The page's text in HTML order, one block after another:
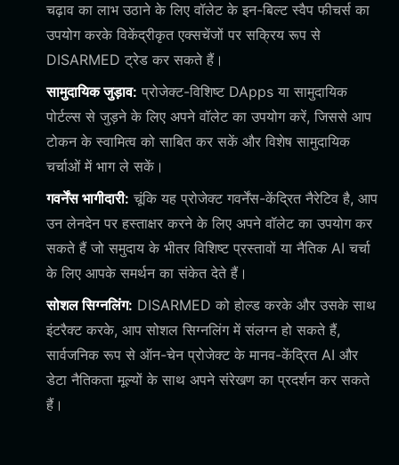
चढ़ाव का लाभ उठाने के लिए वॉलेट के इन-बिल्ट स्वैप फीचर्स का
उपयोग करके विकेंद्रीकृत एक्सचेंजों पर सक्रिय रूप से
DISARMED ट्रेड कर सकते हैं।
सामुदायिक जुड़ाव: प्रोजेक्ट-विशिष्ट DApps या सामुदायिक
पोर्टल्स से जुड़ने के लिए अपने वॉलेट का उपयोग करें, जिससे आप
टोकन के स्वामित्व को साबित कर सकें और विशेष सामुदायिक
चर्चाओं में भाग ले सकें।
गवर्नेंस भागीदारी: चूंकि यह प्रोजेक्ट गवर्नेंस-केंद्रित नैरेटिव है, आप
उन लेनदेन पर हस्ताक्षर करने के लिए अपने वॉलेट का उपयोग कर
सकते हैं जो समुदाय के भीतर विशिष्ट प्रस्तावों या नैतिक AI चर्चा
के लिए आपके समर्थन का संकेत देते हैं।
सोशल सिग्नलिंग: DISARMED को होल्ड करके और उसके साथ
इंटरैक्ट करके, आप सोशल सिग्नलिंग में संलग्न हो सकते हैं,
सार्वजनिक रूप से ऑन-चेन प्रोजेक्ट के मानव-केंद्रित AI और
डेटा नैतिकता मूल्यों के साथ अपने संरेखण का प्रदर्शन कर सकते
हैं।